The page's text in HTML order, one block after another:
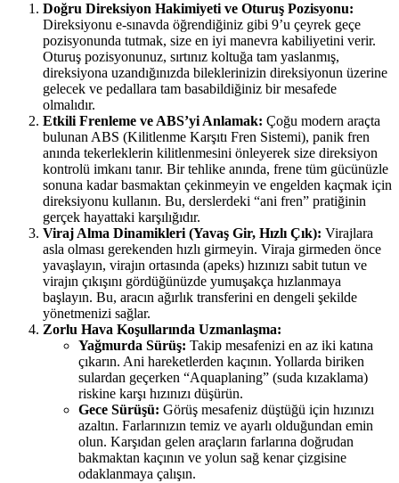
Doğru Direksiyon Hakimiyeti ve Oturuş Pozisyonu:
Direksiyonu e-sınavda öğrendiğiniz gibi 9’u çeyrek geçe
pozisyonunda tutmak, size en iyi manevra kabiliyetini verir.
Oturuş pozisyonunuz, sırtınız koltuğa tam yaslanmış,
direksiyona uzandığınızda bileklerinizin direksiyonun üzerine
gelecek ve pedallara tam basabildiğiniz bir mesafede
olmalıdır.
Etkili Frenleme ve ABS’yi Anlamak: Çoğu modern araçta
bulunan ABS (Kilitlenme Karşıtı Fren Sistemi), panik fren
anında tekerleklerin kilitlenmesini önleyerek size direksiyon
kontrolü imkanı tanır. Bir tehlike anında, frene tüm gücünüzle
sonuna kadar basmaktan çekinmeyin ve engelden kaçmak için
direksiyonu kullanın. Bu, derslerdeki “ani fren” pratiğinin
gerçek hayattaki karşılığıdır.
Viraj Alma Dinamikleri (Yavaş Gir, Hızlı Çık): Virajlara
asla olması gerekenden hızlı girmeyin. Viraja girmeden önce
yavaşlayın, virajın ortasında (apeks) hızınızı sabit tutun ve
virajın çıkışını gördüğünüzde yumuşakça hızlanmaya
başlayın. Bu, aracın ağırlık transferini en dengeli şekilde
yönetmenizi sağlar.
Zorlu Hava Koşullarında Uzmanlaşma:
Yağmurda Sürüş: Takip mesafenizi en az iki katına
çıkarın. Ani hareketlerden kaçının. Yollarda biriken
sulardan geçerken “Aquaplaning” (suda kızaklama)
riskine karşı hızınızı düşürün.
Gece Sürüşü: Görüş mesafeniz düştüğü için hızınızı
azaltın. Farlarınızın temiz ve ayarlı olduğundan emin
olun. Karşıdan gelen araçların farlarına doğrudan
bakmaktan kaçının ve yolun sağ kenar çizgisine
odaklanmaya çalışın.